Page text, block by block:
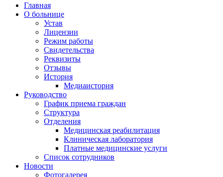
Главная
О больнице
Устав
Лицензии
Режим работы
Свидетельства
Реквизиты
Отзывы
История
Медиаистория
Руководство
График приема граждан
Структура
Отделения
Медицинская реабилитация
Клиническая лаборатория
Платные медицинские услуги
Список сотрудников
Новости
Фотогалерея